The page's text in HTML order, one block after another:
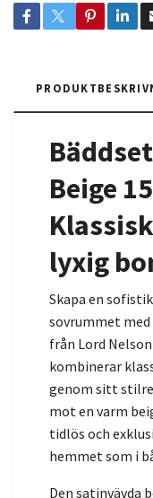
Beige
lyxig
Skapa en
sovrummet med
från Lord
kombinerar
genom sitt
mot en varm
tidlös och
hemmet som i
Den satinvävda